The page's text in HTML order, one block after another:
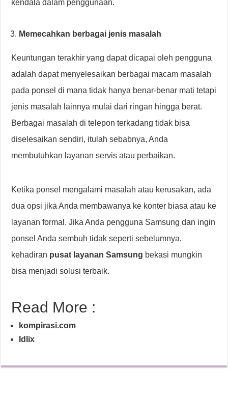
kendala dalam penggunaan.
Memecahkan berbagai jenis masalah
Keuntungan terakhir yang dapat dicapai oleh pengguna
adalah dapat menyelesaikan berbagai macam masalah
pada ponsel di mana tidak hanya benar-benar mati tetapi
jenis masalah lainnya mulai dari ringan hingga berat.
Berbagai masalah di telepon terkadang tidak bisa
diselesaikan sendiri, itulah sebabnya, Anda
membutuhkan layanan servis atau perbaikan.
Ketika ponsel mengalami masalah atau kerusakan, ada
dua opsi jika Anda membawanya ke konter biasa atau ke
layanan formal. Jika Anda pengguna Samsung dan ingin
ponsel Anda sembuh tidak seperti sebelumnya,
kehadiran pusat layanan Samsung bekasi mungkin
bisa menjadi solusi terbaik.
Read More :
kompirasi.com
Idlix